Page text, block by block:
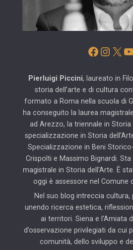
X
Pierluigi Piccini, laureato in
storia dell’arte e di cultura
formato a Roma nella scuola di
ha conseguito la laurea
ad Arezzo, la triennale in Storia
specializzazione in Storia
Specializzazione in Beni
Crispolti e Massimo Bignardi.
magistrale in Storia dell’Arte. È
oggi è assessore nel Comune
Nel suo blog intreccia
unendo ricerca estetica,
ai territori. Siena e l’Amiata
d’osservazione privilegiati da cui
comunità, dello sviluppo e